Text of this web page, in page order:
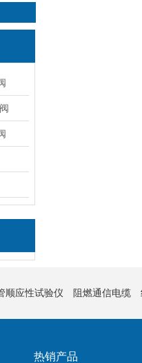
顺应性试验仪 阻燃通信电缆
热销产品